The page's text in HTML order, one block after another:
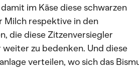
im Käse diese schwarzen
Milch respektive in den
die diese Zitzenversiegler
zu bedenken. Und diese
verteilen, wo sich das